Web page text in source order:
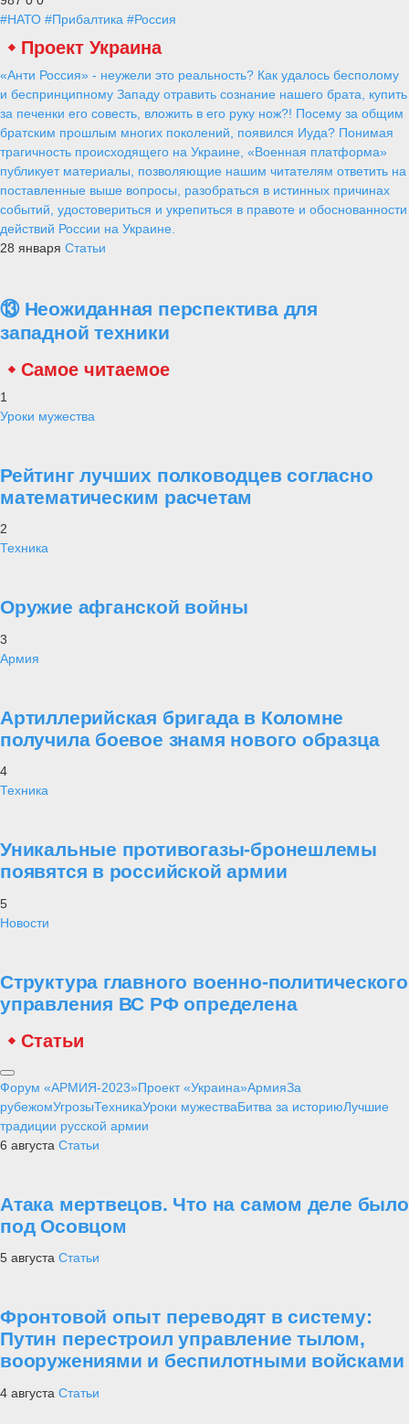
#НАТО #Прибалтика #Россия
Проект Украина
«Анти Россия» - неужели это реальность? Как удалось бесполому
и беспринципному Западу отравить сознание нашего брата, купить
за печенки его совесть, вложить в его руку нож?! Посему за общим
братским прошлым многих поколений, появился Иуда? Понимая
трагичность происходящего на Украине, «Военная платформа»
публикует материалы, позволяющие нашим читателям ответить на
поставленные выше вопросы, разобраться в истинных причинах
событий, удостовериться и укрепиться в правоте и обоснованности
действий России на Украине.
28 января Статьи
⑬ Неожиданная перспектива для
западной техники
Самое читаемое
1
Уроки мужества
Рейтинг лучших полководцев согласно
математическим расчетам
2
Техника
Оружие афганской войны
3
Армия
Артиллерийская бригада в Коломне
получила боевое знамя нового образца
4
Техника
Уникальные противогазы-бронешлемы
появятся в российской армии
5
Новости
Структура главного военно-политического
управления ВС РФ определена
Статьи
Форум «АРМИЯ-2023»Проект «Украина»АрмияЗа
рубежомУгрозыТехникаУроки мужестваБитва за историюЛучшие
традиции русской армии
6 августа Статьи
Атака мертвецов. Что на самом деле было
под Осовцом
5 августа Статьи
Фронтовой опыт переводят в систему:
Путин перестроил управление тылом,
вооружениями и беспилотными войсками
4 августа Статьи